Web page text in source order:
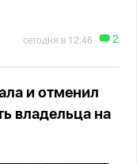
сегодня в 12:46 2
и отменил
владельца на